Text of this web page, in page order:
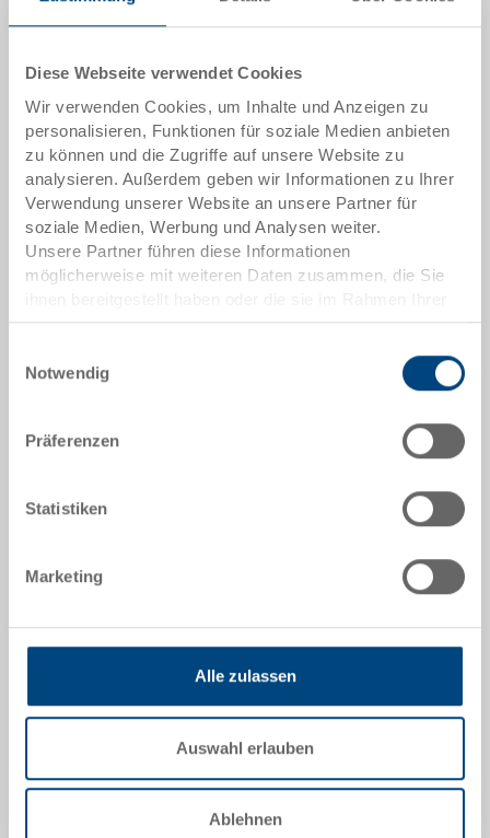
Diese Webseite verwendet Cookies
Wir verwenden Cookies, um Inhalte und Anzeigen zu
personalisieren, Funktionen für soziale Medien anbieten
zu können und die Zugriffe auf unsere Website zu
analysieren. Außerdem geben wir Informationen zu Ihrer
Verwendung unserer Website an unsere Partner für
soziale Medien, Werbung und Analysen weiter.
Unsere Partner führen diese Informationen
möglicherweise mit weiteren Daten zusammen, die Sie
Nutzung der Dienste gesammelt haben.
Notwendig
Präferenzen
Statistiken
Marketing
Alle zulassen
Auswahl erlauben
Ablehnen
Das Produkt kann nicht online bestellt werden:
Artikeldaten
Bestellnummer
36-200-13.3080
Aussenmasse:
600 x 400 x 132 mm
|Weitere Farben auf Anfrage
Angebot anfordern
Technische Daten
Stapelbehälter RAKO mit Scharnierdeckel, PP,
Muschelgriffe, mit Schnappverschlüssen, mit
Optionales Zubehör
Sonderanfertigungen - Unser Spezialgebiet